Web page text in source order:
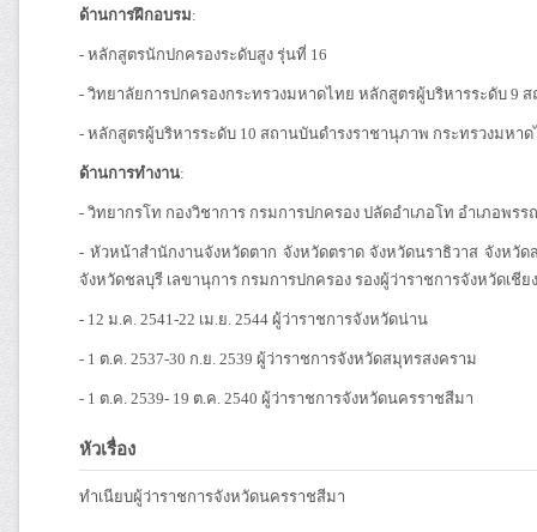
ด้านการฝึกอบรม:
- หลักสูตรนักปกครองระดับสูง รุ่นที่ 16
- วิทยาลัยการปกครองกระทรวงมหาดไทย หลักสูตรผู้บริหารระดับ 9
- หลักสูตรผู้บริหารระดับ 10 สถานบันดำรงราชานุภาพ กระทรวงมหา
ด้านการทำงาน:
- วิทยากรโท กองวิชาการ กรมการปกครอง ปลัดอำเภอโท อำเภอพ
- หัวหน้าสำนักงานจังหวัดตาก จังหวัดตราด จังหวัดนราธิวาส จังหวัด
จังหวัดชลบุรี เลขานุการ กรมการปกครอง รองผู้ว่าราชการจังหวัดเชี
- 12 ม.ค. 2541-22 เม.ย. 2544 ผู้ว่าราชการจังหวัดน่าน
- 1 ต.ค. 2537-30 ก.ย. 2539 ผู้ว่าราชการจังหวัดสมุทรสงคราม
- 1 ต.ค. 2539- 19 ต.ค. 2540 ผู้ว่าราชการจังหวัดนครราชสีมา
หัวเรื่อง
ทำเนียบผู้ว่าราชการจังหวัดนครราชสีมา